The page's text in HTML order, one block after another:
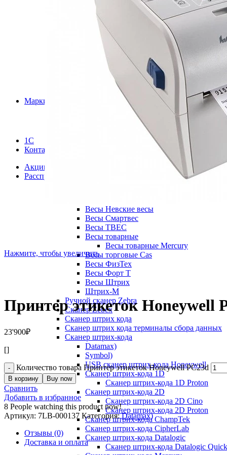
Весы Digi
Весы DIGI SM
Весы GreatRiver
Весы M-ER
Весы Mas
Весы Mercury
Весы Ohaus
Весы Sartorius
Весы Scale
Весы Seca
Весы Unigram
Весы ViBRA
Весы Vibra HT
Весы крановые Мидл
Весы лабораторные Mercury
Весы Невские весы
Весы Смартвес
Весы ТВЕС
Весы товарные
Весы товарные Mercury
Весы торговые Cas
Весы ФизТех
Весы Форт Т
Весы Штрих
Штрих-М
Ручной сканер Zebra
Сканер Zebex
Сканер штрих кода
Сканер штрих кода терминалы сбора данных
Сканер штрих-кода
Datamax)
Symbol)
USB сканер штрих-кода Honeywell
Сканер штрих-кода 1D
Сканер штрих-кода 1D Proton
Сканер штрих-кода 2D
Сканер штрих-кода 2D Cino
Сканер штрих-кода 2D Proton
Сканер штрих-кода ChampTek
Сканер штрих-кода CipherLab
Сканер штрих-кода Datalogic
Сканер штрих-кода Datalogic
Маркировка
Услуги
1С
Контакты
Акции
Расспродажа
Нажмите, чтобы увеличить
Принтер этикеток Honeywell
23'900₽
[]
Количество товара Принтер этикеток Honeywell PC23d
В корзину Buy now
Сравнить
Добавить в избранное
8 People watching this product now!
Артикул: 7LB-000137 Категория: Datamax)
Отзывы (0)
Доставка и оплата